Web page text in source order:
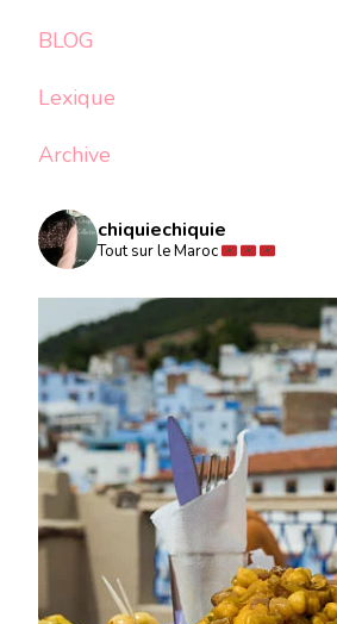
BLOG
Lexique
Archive
chiquiechiquie
Tout sur le Maroc